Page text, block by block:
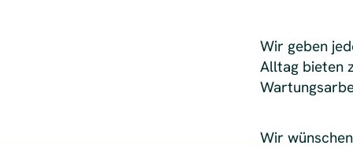
Wir geben
Alltag bieten
Wir